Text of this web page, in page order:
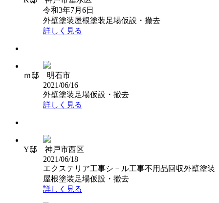
令和3年7月6日
外壁塗装屋根塗装足場仮設・撤去
詳しく見る
ｍ邸 明石市
2021/06/16
外壁塗装足場仮設・撤去
詳しく見る
Y邸 神戸市西区
2021/06/18
エクステリア工事シ－ル工事不用品回収外壁塗装
屋根塗装足場仮設・撤去
詳しく見る